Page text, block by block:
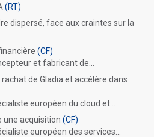
(RT)
dispersé, face aux craintes sur la
(CF)
et fabricant de...
de Gladia et accélère dans
européen du cloud et...
une acquisition (CF)
européen des services...